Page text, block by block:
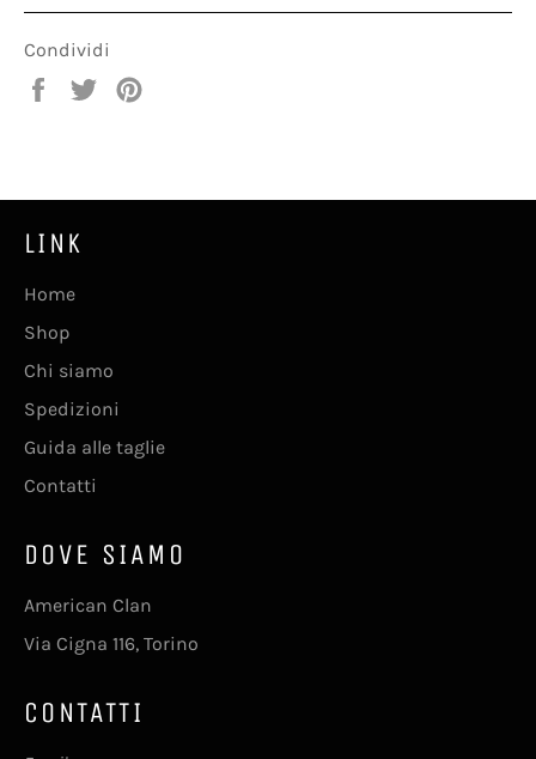
Condividi
Condividi
Twitta
LINK
Home
Shop
Chi siamo
Spedizioni
Guida alle taglie
Contatti
DOVE SIAMO
American Clan
Via Cigna 116, Torino
CONTATTI